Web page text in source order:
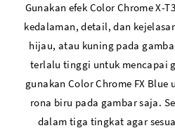
Gunakan efek Color Chrome X-
kedalaman, detail, dan
hijau, atau kuning pada
terlalu tinggi untuk mencapai
gunakan Color Chrome FX
rona biru pada gambar saja.
dalam tiga tingkat agar